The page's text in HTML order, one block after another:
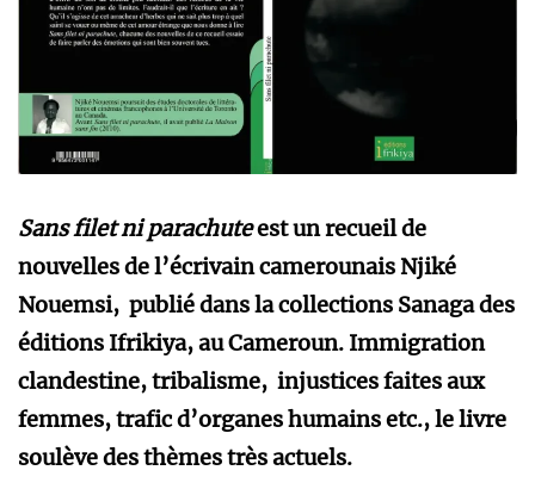
Sans filet ni parachuteest un recueil de
nouvelles de l’écrivain camerounais Njiké
Nouemsi, publié dans la collections Sanaga des
éditions Ifrikiya, au Cameroun. Immigration
clandestine, tribalisme, injustices faites aux
femmes, trafic d’organes humains etc., le livre
soulève des thèmes très actuels.